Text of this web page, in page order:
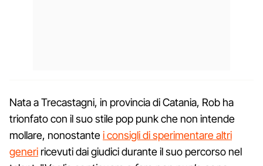
Nata a Trecastagni, in provincia di Catania, Rob ha
trionfato con il suo stile pop punk che non intende
mollare, nonostantei consigli di sperimentare altri
generi ricevuti dai giudici durante il suo percorso nel